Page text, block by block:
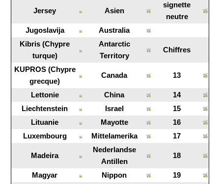
Jersey Asien
signette
neutre
Jugoslavija
Australia
Kibris (Chypre
turque)
Antarctic
Territory
Chiffres
KUPROS (Chypre
grecque)
Canada 13
Lettonie China
14
Liechtenstein
Israel
15
Lituanie
Mayotte
16
Luxembourg
Mittelamerika 17
Madeira
Nederlandse
Antillen
18
Magyar Nippon
19